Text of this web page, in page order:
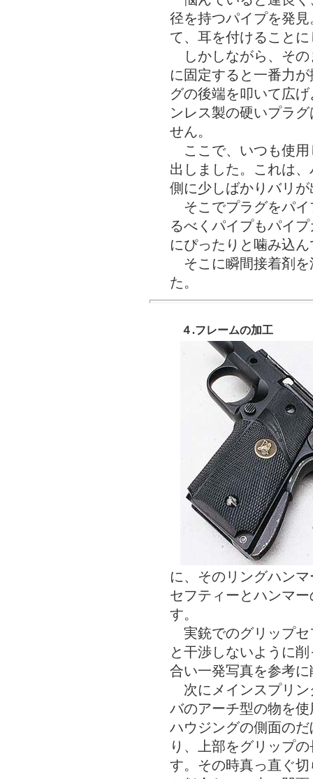
径を持つパイプを発
て、耳を付けること
しかしながら、その
に固定すると一番力
グの後端を叩いて広
ンレス製の硬いプラ
せん。
ここで、いつも使用
出しました。これは
側に少しばかりバリ
そこでプラグをパイ
るべくパイプもパイ
にぴったりと噛み込
そこに瞬間接着剤を
た。
４.フレームの加工
に、そのリングハン
セフティーとハンマ
す。
実銃でのグリップセ
と干渉しないように
合い一発写真を参考
次にメインスプリン
バのアーチ型の物を
ハウジングの側面の
り、上部をグリップ
す。その時真っ直ぐ